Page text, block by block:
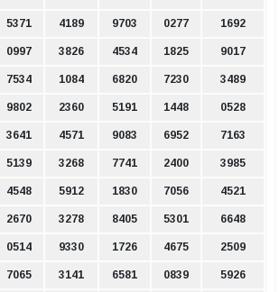
5371 4189 9703 0277 1692
0997 3826 4534 1825 9017
7534 1084 6820 7230 3489
9802 2360 5191 1448 0528
3641 4571 9083 6952 7163
5139 3268 7741 2400 3985
4548 5912 1830 7056 4521
2670 3278 8405 5301 6648
0514 9330 1726 4675 2509
7065 3141 6581 0839 5926